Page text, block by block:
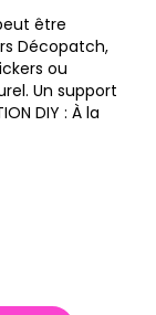
être
Décopatch,
ou
Un support
DIY : À la